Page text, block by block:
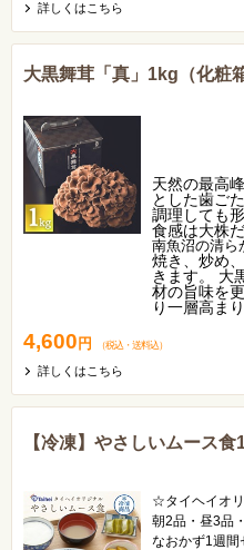
詳しくはこちら
大黒舞茸「真」1kg（化粧
天然の最高
とした歯ご
調理しても
食感は大株
南魚沼の清ら
焼き、炒め
きます。 大
材の旨味を
り一層高まり
4,600 円 （税込・ 送料込）
詳しくはこちら
【冷凍】やさしいムース食
☆タイヘイオ
朝2品・昼3品
なおかず1週間